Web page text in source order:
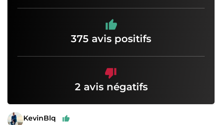
375 avis positifs
2 avis négatifs
KevinBlq